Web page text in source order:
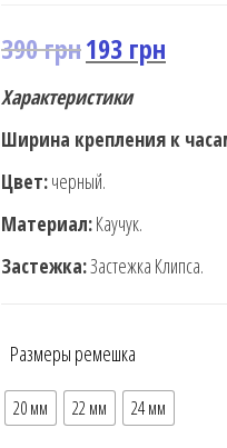
390грн193 грн
Характеристики
Ширина крепления к
Цвет:черный.
Материал:Каучук.
Застежка:Застежка Клипса.
Размеры ремешка
20 мм 22 мм 24 мм